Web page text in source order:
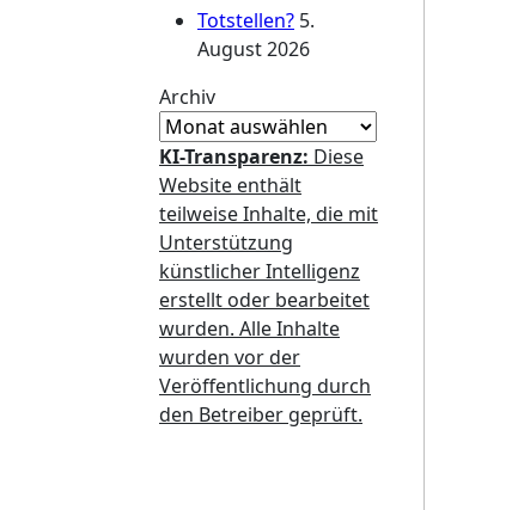
Totstellen? 5.
August 2026
Archiv
KI-Transparenz: Diese
Website enthält
teilweise Inhalte, die mit
Unterstützung
künstlicher Intelligenz
erstellt oder bearbeitet
wurden. Alle Inhalte
wurden vor der
Veröffentlichung durch
den Betreiber geprüft.